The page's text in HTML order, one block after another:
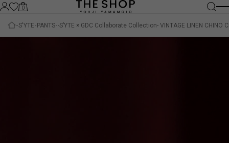
0
S'YTE PANTS -S’YTE × GDC Collaborate Collection- VINTAGE LINEN CHINO